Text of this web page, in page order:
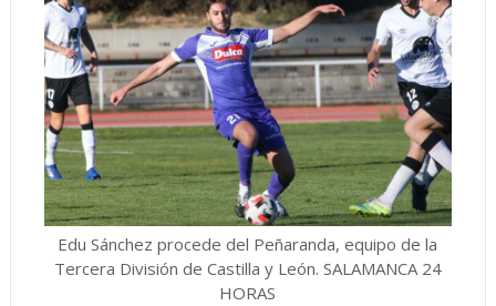
Edu Sánchez procede del Peñaranda, equipo de la
Tercera División de Castilla y León. SALAMANCA 24
HORAS